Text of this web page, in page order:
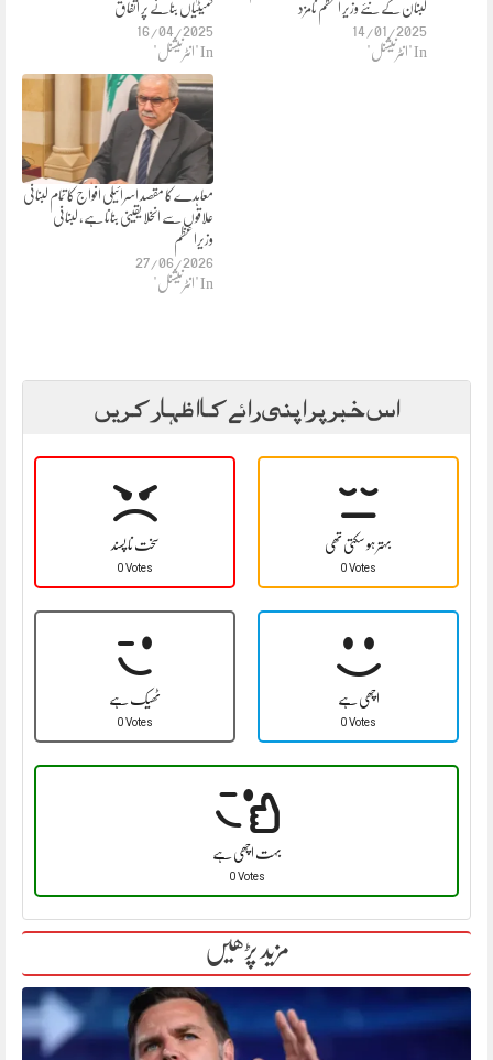
کمیٹیاں بنانے پر اتفاق
16/04/2025
In "انٹرنیشنل"
لبنان کے نئے وزیر اعظم نامزد
14/01/2025
In "انٹرنیشنل"
معاہدے کا مقصد اسرائیلی افواج کا تمام لبنانی
علاقوں سے انخلا یقینی بنانا ہے، لبنانی
وزیراعظم
27/06/2026
In "انٹرنیشنل"
اس خبر پر اپنی رائے کا اظہار کریں
سخت نا پسند
0 Votes
بہتر ہو سکتی تھی
0 Votes
ٹھیک ہے
0 Votes
اچھی ہے
0 Votes
بہت اچھی ہے
0 Votes
مزید پڑھیں